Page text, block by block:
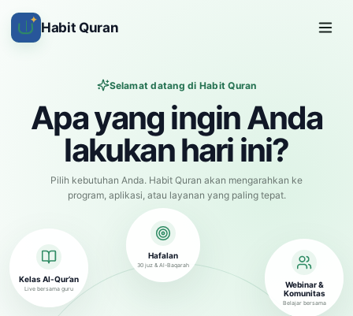
✦ Habit Quran
Selamat datang di Habit Quran
Apa yang ingin Anda
lakukan hari ini?
Pilih kebutuhan Anda. Habit Quran akan mengarahkan ke
program, aplikasi, atau layanan yang paling tepat.
Kelas Al-Qur’an
Live bersama guru
Hafalan
30 juz & Al-Baqarah
Webinar &
Komunitas
Belajar bersama